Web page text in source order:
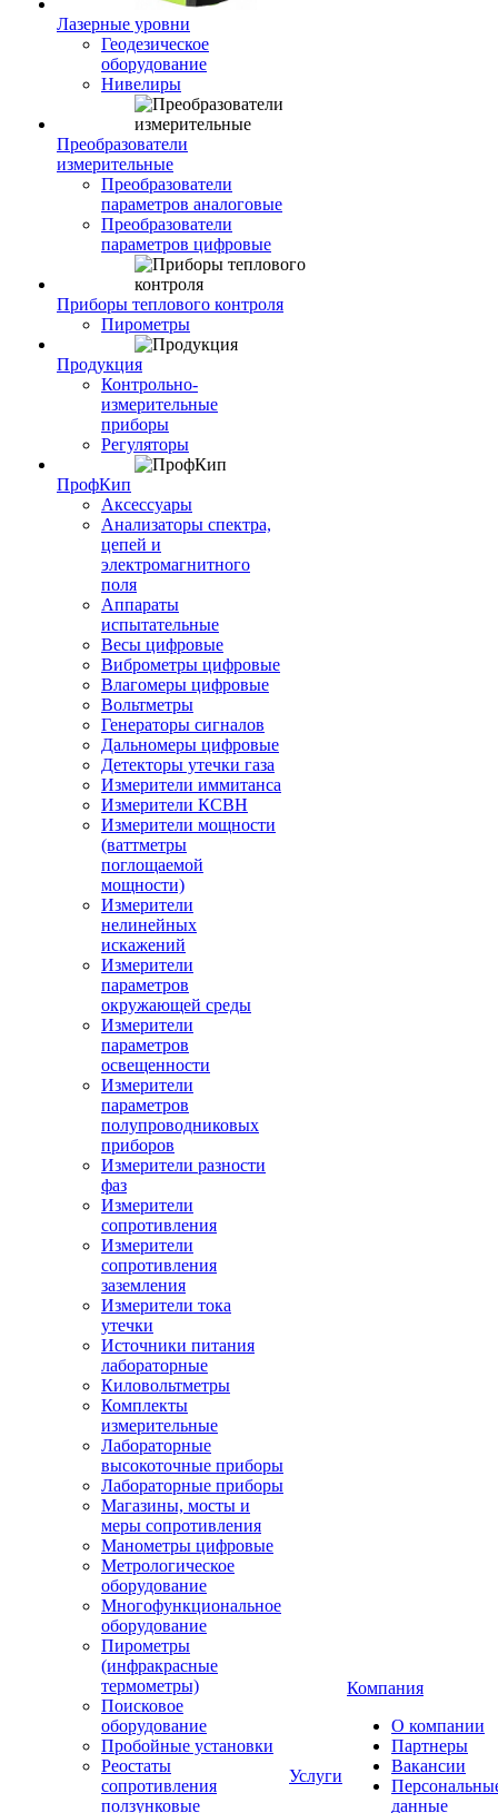
Лазерные уровни
Геодезическое
оборудование
Нивелиры
Преобразователи
измерительные
Преобразователи
параметров аналоговые
Преобразователи
параметров цифровые
Приборы теплового контроля
Пирометры
Продукция
Контрольно-
измерительные
приборы
Регуляторы
ПрофКип
Аксессуары
Анализаторы спектра,
цепей и
электромагнитного
поля
Аппараты
испытательные
Весы цифровые
Виброметры цифровые
Влагомеры цифровые
Вольтметры
Генераторы сигналов
Дальномеры цифровые
Детекторы утечки газа
Измерители иммитанса
Измерители КСВН
Измерители мощности
(ваттметры
поглощаемой
мощности)
Измерители
нелинейных
искажений
Измерители
параметров
окружающей среды
Измерители
параметров
освещенности
Измерители
параметров
полупроводниковых
приборов
Измерители разности
фаз
Измерители
сопротивления
Измерители
сопротивления
заземления
Измерители тока
утечки
Источники питания
лабораторные
Киловольтметры
Комплекты
измерительные
Лабораторные
высокоточные приборы
Лабораторные приборы
Магазины, мосты и
меры сопротивления
Манометры цифровые
Метрологическое
оборудование
Многофункциональное
оборудование
Пирометры
(инфракрасные
термометры)
Поисковое
оборудование
Пробойные установки
Реостаты
сопротивления
ползунковые
Услуги
Компания
О компании
Партнеры
Вакансии
данные